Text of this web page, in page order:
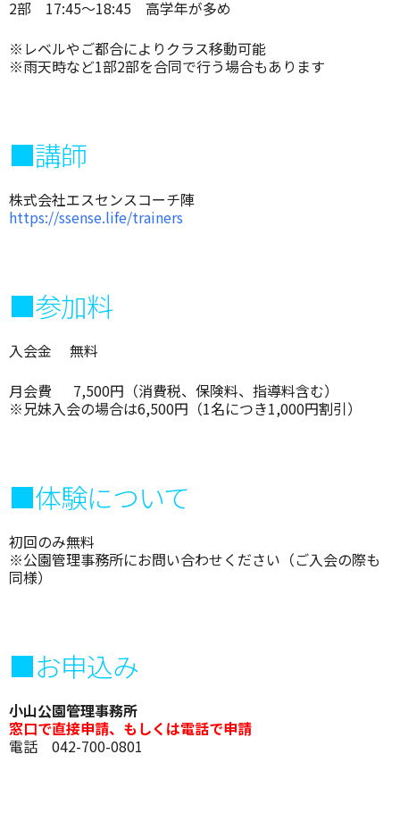
2部 17:45～18:45 高学年が多め
※レベルやご都合によりクラス移動可能
※雨天時など1部2部を合同で行う場合もあります
■講師
株式会社エスセンスコーチ陣
https://ssense.life/trainers
■参加料
入会金 無料
月会費 7,500円（消費税、保険料、指導料含む）
※兄妹入会の場合は6,500円（1名につき1,000円割引）
■体験について
初回のみ無料
※公園管理事務所にお問い合わせください（ご入会の際も
同様）
■お申込み
小山公園管理事務所
窓口で直接申請、もしくは電話で申請
電話 042-700-0801